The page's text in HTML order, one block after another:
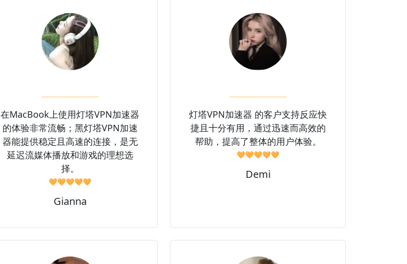
在MacBook上使用灯塔VPN加速器
的体验非常流畅；黑灯塔VPN加速
器能提供稳定且高速的连接，是无
延迟流媒体播放和游戏的理想选
择。
🧡🧡🧡🧡🧡
Gianna
灯塔VPN加速器 的客户支持反应快
捷且十分有用，通过迅速而高效的
帮助，提高了整体的用户体验。
🧡🧡🧡🧡🧡
Demi